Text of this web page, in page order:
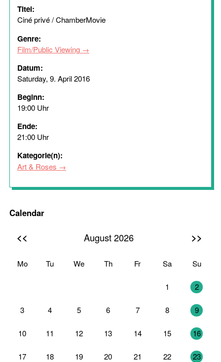
Titel:
Ciné privé / ChamberMovie
Genre:
Film/Public Viewing
Datum:
Saturday, 9. April 2016
Beginn:
19:00 Uhr
Ende:
21:00 Uhr
Kategorie(n):
Art & Roses
Calendar
<< August 2026 >>
Mo Tu We Th Fr Sa Su
1 2
3 4 5 6 7 8 9
10 11 12 13 14 15 16
17 18 19 20 21 22 23